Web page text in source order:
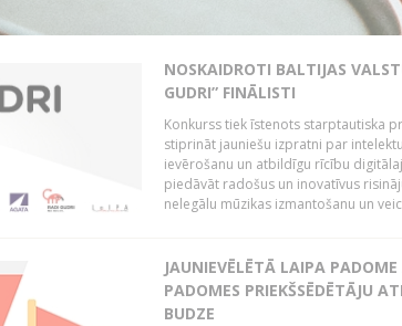
NOSKAIDROTI BALTIJAS
GUDRI” FINĀLISTI
Konkurss tiek īstenots starptautiska
stiprināt jauniešu izpratni par
ievērošanu un atbildīgu rīcību
piedāvāt radošus un inovatīvus
nelegālu mūzikas izmantošanu un
JAUNIEVĒLĒTĀ LAIPA
PADOMES PRIEKŠSĒDĒTĀJU
BUDZE